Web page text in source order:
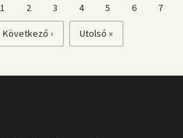
Page
1 Page
2 Page
3 Page
4 Page
5 Page
6 Page
7
Következő
oldal
Következő ›
Utolsó
oldal
Utolsó »